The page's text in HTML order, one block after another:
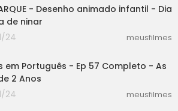
- Desenho animado infantil - Dia
de ninar
24
meusfilmes
em Português - Ep 57 Completo - As
2 Anos
24
meusfilmes